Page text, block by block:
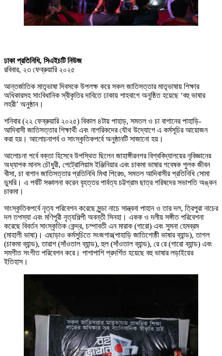
ঢাকা প্রতিনিধি, সিএইচটি নিউজ
রবিবার, ২৩ ফেব্রুয়ারি ২০২৫
আন্তর্জাতিক মাতৃভাষা দিবসকে উপলক্ষ করে সকল জাতিসত্তার মাতৃভাষায় শিক্ষার
অধিকারসহ সাংবিধানিক স্বীকৃতির দাবিতে ঢাকায় শাহবাগে অনুষ্ঠিত হয়েছে ‘বহু ভাষার
লহরী’ অনুষ্ঠান।
শনিবার (২২ ফেব্রুয়ারি ২০২৫) বিকাল ৪টায় পাহাড়, সমতল ও চা বাগানের পাহাড়ি-‌
আদিবাসী জাতিসত্তার শিক্ষার্থী এবং নাগরিকদের যৌথ উদ্যোগে এ কর্মসূচির আয়োজন
করা হয়। আলোচনাপর্ব ও সাংস্কৃতিকপর্বে অনুষ্ঠানটি সাজানো হয়।
আলোচনা পর্বে বক্তা হিসেবে উপস্থিত ছিলেন জাহাঙ্গীরনগর বিশ্ববিদ্যালয়ের নৃবিজ্ঞানের
অধ্যাপক মানস চৌধুরী, পেট্রোলিয়াম ইঞ্জিনিয়ার এবং চাকমা ভাষার গবেষক পুলক জীবন
খীসা, চা বাগান জাতিসত্তার প্রতিনিধি মিখা পিরেগু, সমতল আদিবাসীর প্রতিনিধি সোমা
ডুমরি। এ পর্বটি সঞ্চালনা করেন বৃহত্তর পার্বত্য চট্টগ্রাম ছাত্র পরিষদের সভাপতি অঙ্কন
চাকমা।
সাংস্কৃতিকপর্বে নৃত্য পরিবেশন করেছে মুন্ডা নাচে সান্ত্বনা পাহান ও তার দল, ত্রিপুরা নাচের
দল তপস্যা এবং মণিপুরী নৃত্যশিল্পী অবন্তী সিনহা। একক ও দলীয় সঙ্গীত পরিবেশনা
করেছে বিবর্তন সাংস্কৃতিক কেন্দ্র, চম্পাবতী এন মারাক (গারো) এবং সুমনা হেমব্রম
(মাহালী ভাষা)। এছাড়াও কর্মসুচিতে সংজগার(পাহাড়ি জাতিগোষ্ঠী ভাষার ব্যান্ড), তাগল
(চাকমা ব্যান্ড), তারাশ (সাঁওতাল ব্যান্ড), হুল (সাঁওতাল ব্যান্ড), রে রে (গারো ব্যান্ড) এবং
সমগীত সংগীত পরিবেশন করে। পাশাপাশি প্রদর্শিত হয়েছে বহু ভাষার লড়াইয়ের
ইতিহাস।